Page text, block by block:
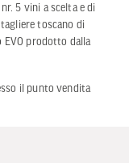
5 vini a scelta e di
toscano di
prodotto dalla
il punto vendita